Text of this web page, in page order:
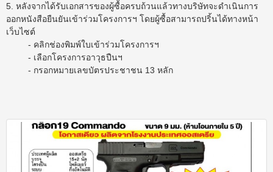
5. หลังจากได้รับเอกสารของผู้ซื้อครบถ้วนแล้วทางบริษัทจะดำเนินการ
ออกหนังสือยืนยันเข้าร่วมโครงการฯ โดยผู้ซื้อสามารถปริ้นได้ทางหน้า
เว็บไซต์
- คลิกช่องพิมพ์ใบเข้าร่วมโครงการฯ
- เลือกโครงการอาวุธปืนฯ
- กรอกหมายเลขบัตรประชาชน 13 หลัก